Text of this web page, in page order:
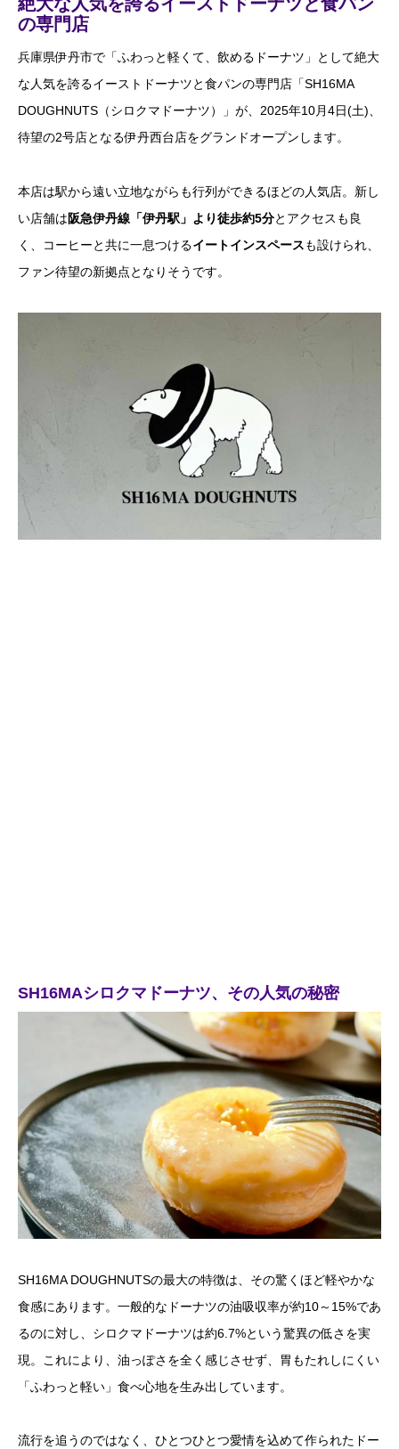
の専門店
兵庫県伊丹市で「ふわっと軽くて、飲めるドーナツ」として絶大
な人気を誇るイーストドーナツと食パンの専門店「SH16MA
DOUGHNUTS（シロクマドーナツ）」が、2025年10月4日(土)、
待望の2号店となる伊丹西台店をグランドオープンします。
本店は駅から遠い立地ながらも行列ができるほどの人気店。新し
い店舗は阪急伊丹線「伊丹駅」より徒歩約5分とアクセスも良
く、コーヒーと共に一息つけるイートインスペースも設けられ、
ファン待望の新拠点となりそうです。
SH16MAシロクマドーナツ、その人気の秘密
SH16MA DOUGHNUTSの最大の特徴は、その驚くほど軽やかな
食感にあります。一般的なドーナツの油吸収率が約10～15%であ
るのに対し、シロクマドーナツは約6.7%という驚異の低さを実
現。これにより、油っぽさを全く感じさせず、胃もたれしにくい
「ふわっと軽い」食べ心地を生み出しています。
流行を追うのではなく、ひとつひとつ愛情を込めて作られたドー